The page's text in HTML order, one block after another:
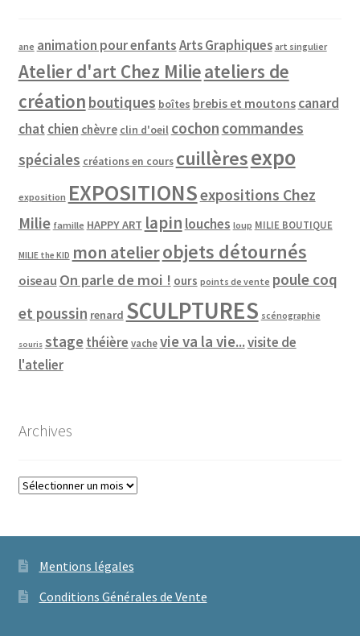
ane animation pour enfantsArts Graphiques art singulier
Atelier d'art Chez Milieateliers de
création boutiques boîtes brebis et moutons canard
chat chien chèvre clin d'oeil cochon commandes
spéciales créations en cours cuillèresexpo
exposition EXPOSITIONSexpositions Chez
Milie famille HAPPY ART lapin louches loup MILIE BOUTIQUE
MILIE the KID mon atelierobjets détournés
oiseau On parle de moi ! ours points de vente poule coq
et poussin renard SCULPTURES scénographie
souris stagethéière vache vie va la vie...visite de
l'atelier
Archives
Archives
Mentions légales
Conditions Générales de Vente